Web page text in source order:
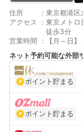
住所 : 東京都港
アクセス
: 東京メトロ
徒歩3分
営業時間
:
【月～日
ネット予約可能な外部
ポイント貯まる
ポイント貯まる